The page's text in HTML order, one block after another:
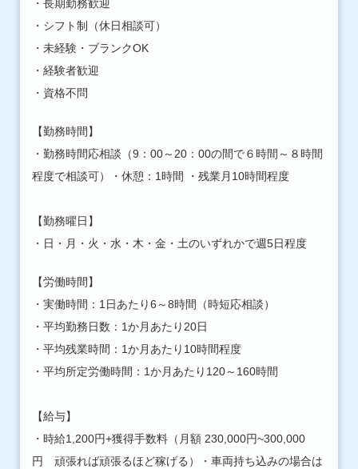
・長期勤務歓迎
・シフト制（休日相談可）
・未経験・ブランクOK
・経験者歓迎
・資格不問
【勤務時間】
・勤務時間応相談（9：00～20：00の間で６時間～８時間
程度で相談可）・休憩：1時間 ・残業月10時間程度
【勤務曜日】
・日・月・火・水・木・金・土のいずれかで週5日程度
【労働時間】
・実働時間：1日あたり6～8時間（時短応相談）
・平均勤務日数：1か月あたり20日
・平均残業時間：1か月あたり10時間程度
・平均所定労働時間：1か月あたり120～160時間
【給与】
・時給1,200円+獲得手数料（月額 230,000円~300,000
円 頑張れば頑張るほど稼げる）・車両持ち込みの場合は